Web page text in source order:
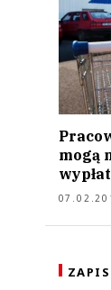
mogą